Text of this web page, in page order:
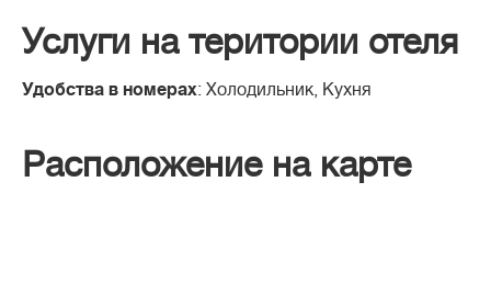
Услуги на територии отеля
Удобства в номерах: Холодильник, Кухня
Расположение на карте